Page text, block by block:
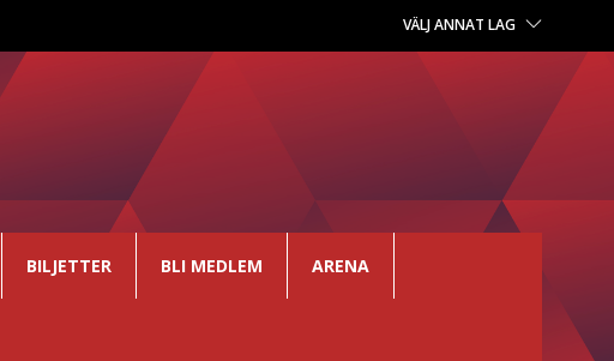
VÄLJ ANNAT LAG
BILJETTER BLI MEDLEM ARENA